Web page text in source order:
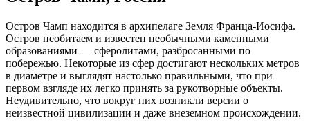
Остров Чамп находится в архипелаге Земля Франца-Иосифа.
Остров необитаем и известен необычными каменными
образованиями — сферолитами, разбросанными по
побережью. Некоторые из сфер достигают нескольких метров
в диаметре и выглядят настолько правильными, что при
первом взгляде их легко принять за рукотворные объекты.
Неудивительно, что вокруг них возникли версии о
неизвестной цивилизации и даже внеземном происхождении.